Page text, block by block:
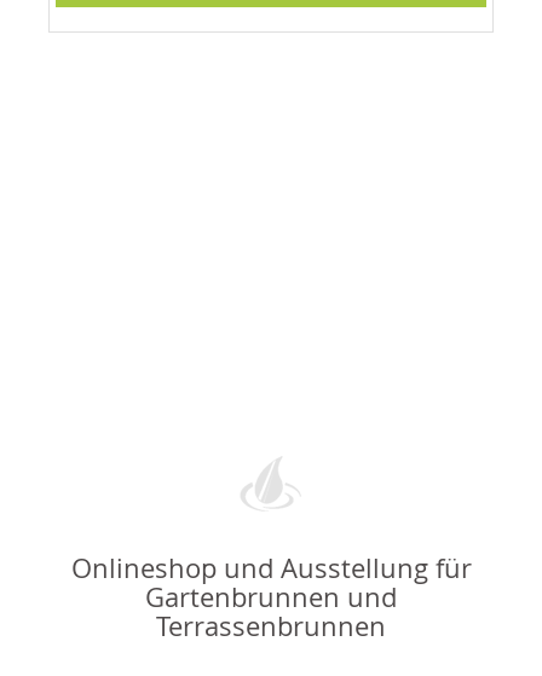
Onlineshop und Ausstellung für
Gartenbrunnen und
Terrassenbrunnen